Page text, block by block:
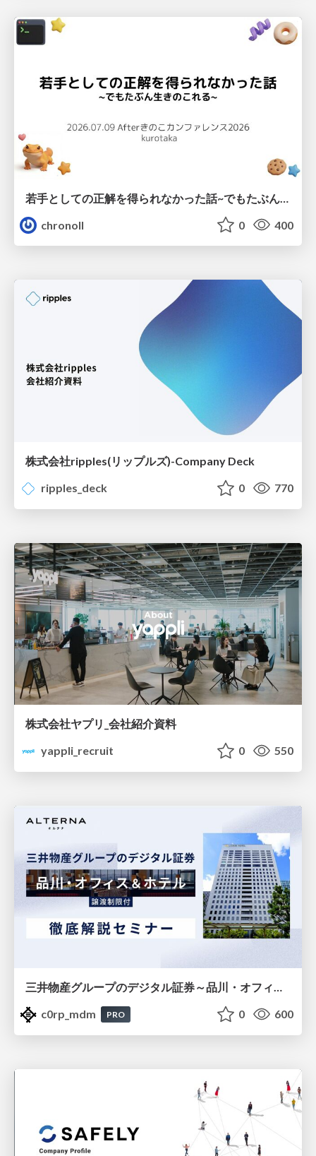
chronoll
0 400
株式会社ripples(リップルズ)-Company Deck
ripples_deck
0 770
株式会社ヤプリ_会社紹介資料
yappli_recruit
0 550
c0rp_mdm
PRO 0 600